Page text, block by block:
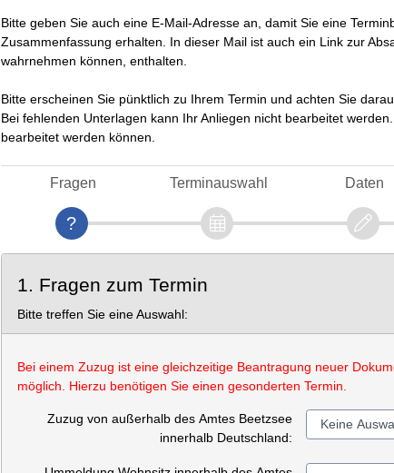
Bitte geben Sie auch eine E-Mail-Adresse an, damit Sie eine
Zusammenfassung erhalten. In dieser Mail ist auch ein Link zur
wahrnehmen können, enthalten.
Bitte erscheinen Sie pünktlich zu Ihrem Termin und achten Sie
Bei fehlenden Unterlagen kann Ihr Anliegen nicht bearbeitet
bearbeitet werden können.
Fragen Terminauswahl Daten
1. Fragen zum Termin
Bitte treffen Sie eine Auswahl:
Bei einem Zuzug ist eine gleichzeitige Beantragung neuer
möglich. Hierzu benötigen Sie einen gesonderten Termin.
Zuzug von außerhalb des Amtes Beetzsee
innerhalb Deutschland: